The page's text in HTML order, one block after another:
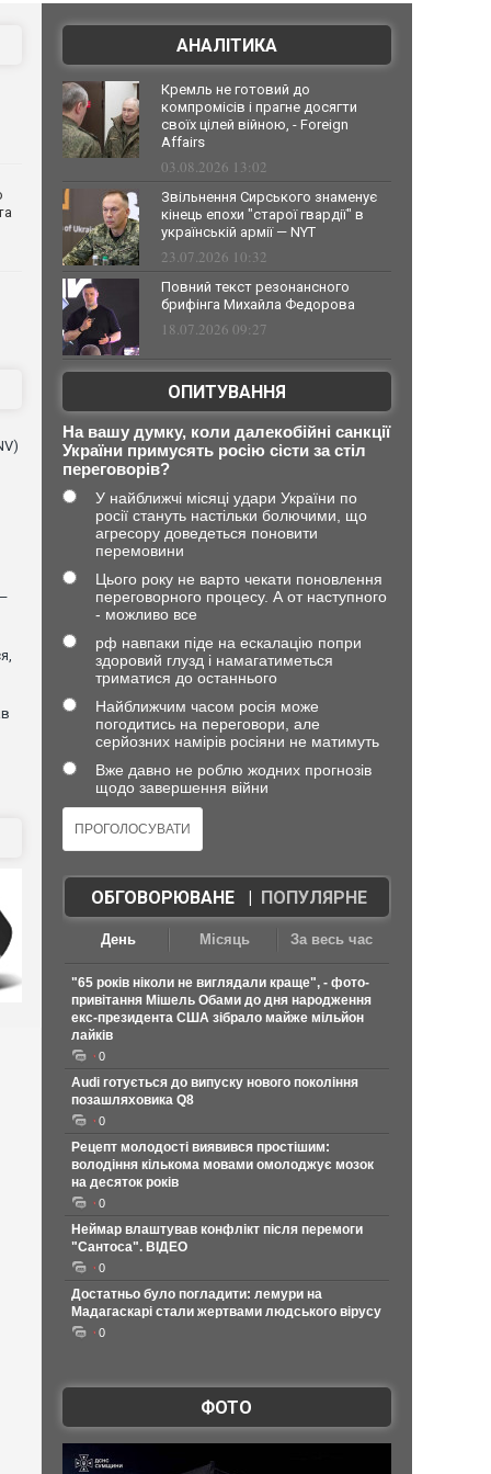
АНАЛІТИКА
Кремль не готовий до
компромісів і прагне досягти
своїх цілей війною, - Foreign
Affairs
03.08.2026 13:02
Звільнення Сирського знаменує
кінець епохи "старої гвардії" в
українській армії — NYT
23.07.2026 10:32
Повний текст резонансного
брифінга Михайла Федорова
18.07.2026 09:27
ОПИТУВАННЯ
На вашу думку, коли далекобійні санкції
України примусять росію сісти за стіл
переговорів?
У найближчі місяці удари України по
росії стануть настільки болючими, що
агресору доведеться поновити
перемовини
Цього року не варто чекати поновлення
переговорного процесу. А от наступного
- можливо все
рф навпаки піде на ескалацію попри
здоровий глузд і намагатиметься
триматися до останнього
Найближчим часом росія може
погодитись на переговори, але
серйозних намірів росіяни не матимуть
Вже давно не роблю жодних прогнозів
щодо завершення війни
ОБГОВОРЮВАНЕ| ПОПУЛЯРНЕ
День Місяць За весь час
"65 років ніколи не виглядали краще", - фото-
привітання Мішель Обами до дня народження
екс-президента США зібрало майже мільйон
лайків
0
Audi готується до випуску нового покоління
позашляховика Q8
0
Рецепт молодості виявився простішим:
володіння кількома мовами омолоджує мозок
на десяток років
0
Неймар влаштував конфлікт після перемоги
"Сантоса". ВІДЕО
0
Достатньо було погладити: лемури на
Мадагаскарі стали жертвами людського вірусу
0
ФОТО